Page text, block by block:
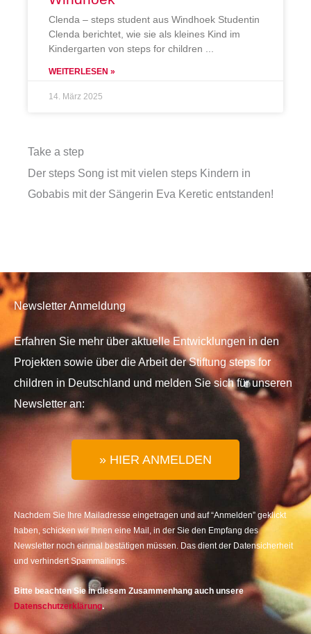
Clenda – steps student aus Windhoek Studentin
Clenda berichtet, wie sie als kleines Kind im
Kindergarten von steps for children
WEITERLESEN »
14. März 2025
Take a step
Der steps Song ist mit vielen steps Kindern in
Gobabis mit der Sängerin Eva Keretic entstanden!
Newsletter Anmeldung
Erfahren Sie mehr über aktuelle Entwicklungen in den
Projekten sowie über die Arbeit der Stiftung steps for
children in Deutschland und melden Sie sich für unseren
Newsletter an:
» HIER ANMELDEN
Nachdem Sie Ihre Mailadresse eingetragen und auf “Anmelden” geklickt
haben, schicken wir Ihnen eine Mail, in der Sie den Empfang des
Newsletter noch einmal bestätigen müssen. Das dient der Datensicherheit
und verhindert Spammailings.
Bitte beachten Sie in diesem Zusammenhang auch unsere
Datenschutzerklärung.